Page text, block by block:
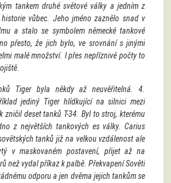
tankem druhé světové války a jedním z
vůbec. Jeho jméno zaznělo snad v
a stalo se symbolem německé tankové
přesto, že jich bylo, ve srovnání s jinými
malé množství. I přes nepříznivé počty to
Tiger byla někdy až neuvěřitelná. 4.
jediný Tiger hlídkující na silnici mezi
zničil deset tanků T-34. Byl to stroj, kterému
z největších tankových es války. Carius
tanků již na velkou vzdálenost ale
v maskovaném postavení, přijet až na
než vydal příkaz k palbě. Překvapení Sověti
odporu a jen dvěma jejich tankům se